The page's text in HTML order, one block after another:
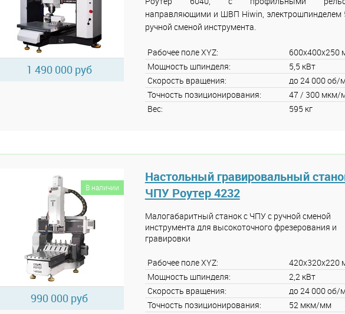
1 490 000 руб
направляющими и ШВП Hiwin, электрошпинделем
ручной сменой инструмента.
Рабочее поле XYZ:
600x400x250
Мощность шпинделя:
5,5 кВт
Скорость вращения:
до 24 000 об/
Точность позиционирования:
47 / 300 мкм/
Вес:
595 кг
В наличии
990 000 руб
Настольный гравировальный
ЧПУ Роутер 4232
Малогабаритный станок с ЧПУ с ручной сменой
инструмента для высокоточного фрезерования и
гравировки
Рабочее поле XYZ:
420x320x220
Мощность шпинделя:
2,2 кВт
Скорость вращения:
до 24 000 об/
Точность позиционирования:
52 мкм/мм